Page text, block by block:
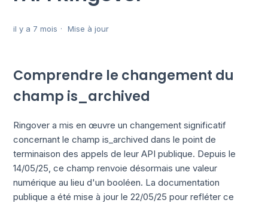
il y a 7 mois Mise à jour
Comprendre le changement du
champ is_archived
Ringover a mis en œuvre un changement significatif
concernant le champ is_archived dans le point de
terminaison des appels de leur API publique. Depuis le
14/05/25, ce champ renvoie désormais une valeur
numérique au lieu d'un booléen. La documentation
publique a été mise à jour le 22/05/25 pour refléter ce